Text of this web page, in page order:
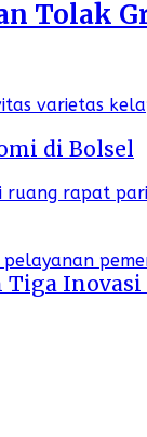
Tolak
di Bolsel
Tiga